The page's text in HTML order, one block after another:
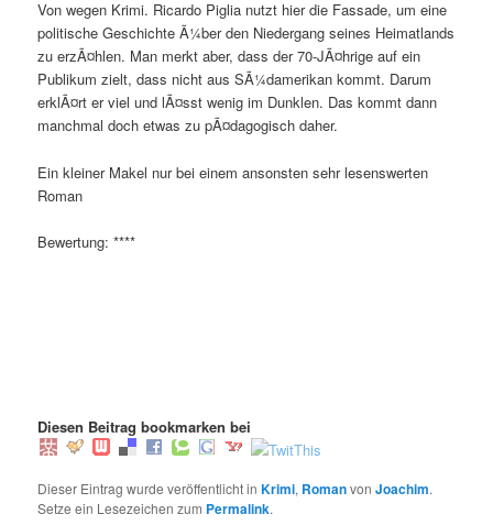
Von wegen Krimi. Ricardo Piglia nutzt hier die Fassade, um eine
politische Geschichte Ã¼ber den Niedergang seines Heimatlands
zu erzÃ¤hlen. Man merkt aber, dass der 70-JÃ¤hrige auf ein
Publikum zielt, dass nicht aus SÃ¼damerikan kommt. Darum
erklÃ¤rt er viel und lÃ¤sst wenig im Dunklen. Das kommt dann
manchmal doch etwas zu pÃ¤dagogisch daher.
Ein kleiner Makel nur bei einem ansonsten sehr lesenswerten
Roman
Bewertung: ****
Diesen Beitrag bookmarken bei
Dieser Eintrag wurde veröffentlicht inKrimi, RomanvonJoachim.
Setze ein Lesezeichen zum Permalink.